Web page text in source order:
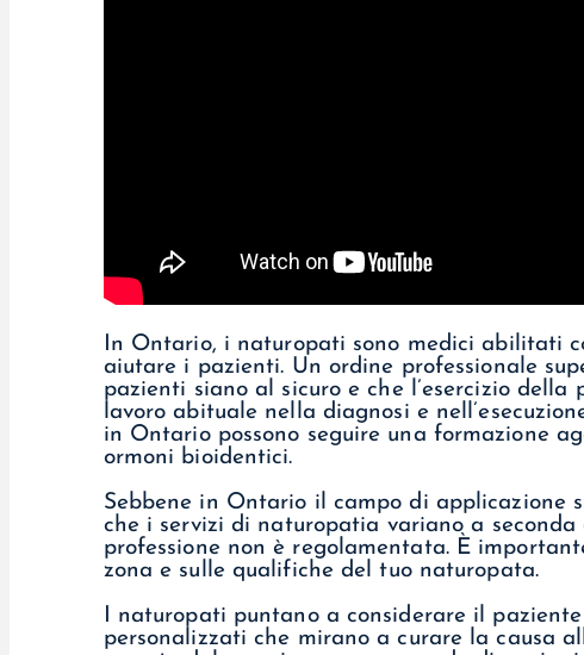
In Ontario, i naturopati sono medici abilitati
aiutare i pazienti. Un ordine professionale
pazienti siano al sicuro e che l’esercizio
lavoro abituale nella diagnosi e
in Ontario possono seguire una formazione
ormoni bioidentici.
Sebbene in Ontario il campo di applicazione
che i servizi di naturopatia variano a
professione non è regolamentata. È
zona e sulle qualifiche del tuo naturopata.
I naturopati puntano a considerare il
personalizzati che mirano a curare la causa